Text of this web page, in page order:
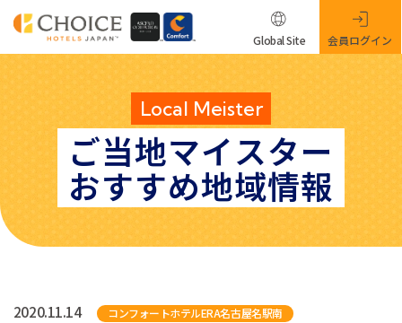
Local Meister
ご当地マイスター
おすすめ地域情報
Global Site 会員ログイン
2020.11.14 コンフォートホテルERA名古屋名駅南